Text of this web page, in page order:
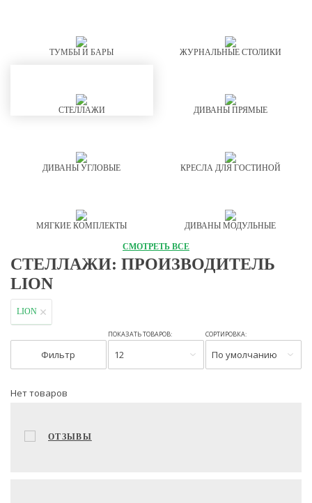
ТУМБЫ И БАРЫ ЖУРНАЛЬНЫЕ СТОЛИКИ
СТЕЛЛАЖИ ДИВАНЫ ПРЯМЫЕ
ДИВАНЫ УГЛОВЫЕ КРЕСЛА ДЛЯ ГОСТИНОЙ
МЯГКИЕ КОМПЛЕКТЫ ДИВАНЫ МОДУЛЬНЫЕ
СМОТРЕТЬ ВСЕ
СТЕЛЛАЖИ: ПРОИЗВОДИТЕЛЬ
LION
LION
Фильтр
ПОКАЗАТЬ ТОВАРОВ:
12
СОРТИРОВКА:
По умолчанию
Нет товаров
ОТЗЫВЫ